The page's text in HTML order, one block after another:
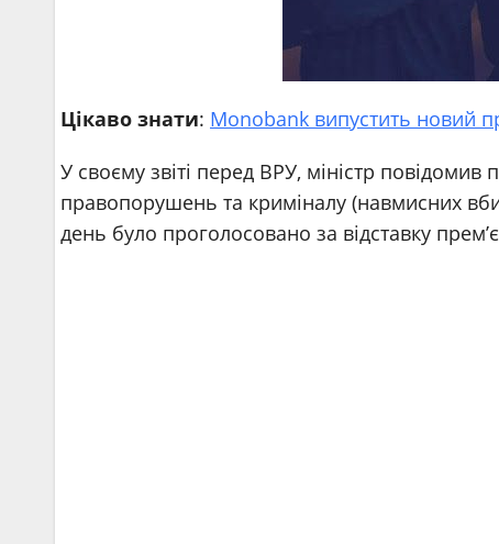
Цікаво знати: Мonobank випустить новий
У своєму звіті перед ВРУ, міністр повідомив
правопорушень та криміналу (навмисних
день було проголосовано за відставку